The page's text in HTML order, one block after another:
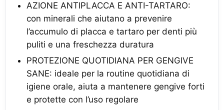
AZIONE ANTIPLACCA E ANTI-TARTARO:
con minerali che aiutano a prevenire
l’accumulo di placca e tartaro per denti più
puliti e una freschezza duratura
PROTEZIONE QUOTIDIANA PER GENGIVE
SANE: ideale per la routine quotidiana di
igiene orale, aiuta a mantenere gengive forti
e protette con l’uso regolare